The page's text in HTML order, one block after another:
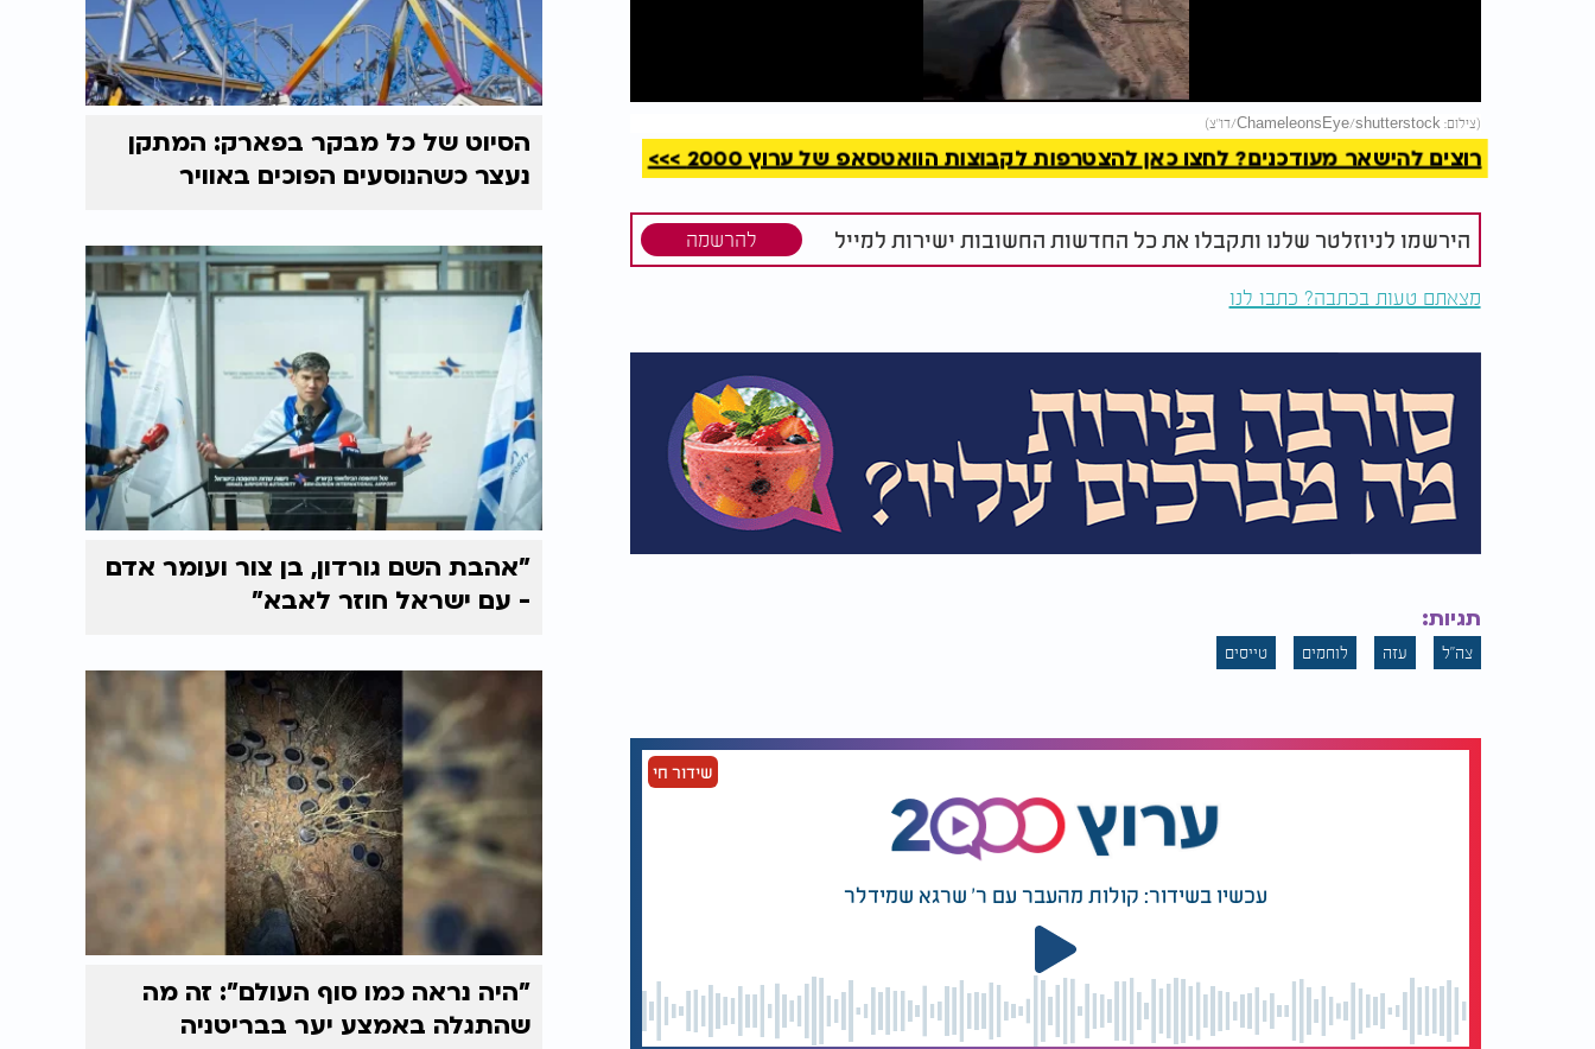
Video
(צילום: ChameleonsEye/shutterstock/דו"צ)
להמשך קריאה
רוצים להישאר מעודכנים? לחצו כאן להצטרפות לקבוצות הוואטסאפ של ערוץ 2000 >>>
הירשמו לניוזלטר שלנו ותקבלו את כל החדשות החשובות ישירות למייל להרשמה
מצאתם טעות בכתבה? כתבו לנו
תגיות:
צה"ל עזה לוחמים טייסים
שידור חי
עכשיו בשידור: קולות מהעבר עם ר' שרגא שמידלר
הסיוט של כל מבקר בפארק: המתקן
נעצר כשהנוסעים הפוכים באוויר
"אהבת השם גורדון, בן צור ועומר אדם
- עם ישראל חוזר לאבא"
"היה נראה כמו סוף העולם": זה מה
שהתגלה באמצע יער בבריטניה